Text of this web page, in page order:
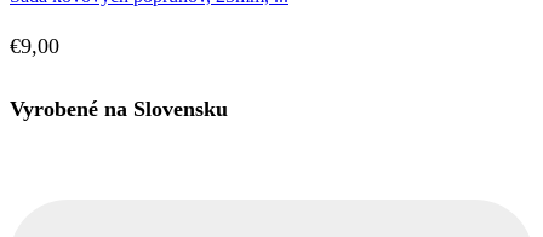
€9,00
Vyrobené na Slovensku